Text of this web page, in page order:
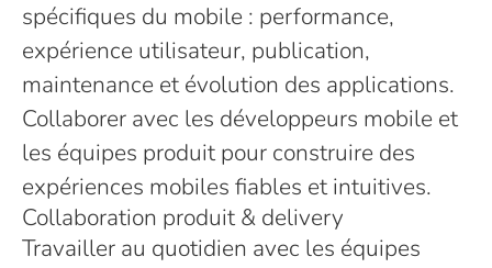
spécifiques du mobile : performance,
expérience utilisateur, publication,
maintenance et évolution des applications.
Collaborer avec les développeurs mobile et
les équipes produit pour construire des
expériences mobiles fiables et intuitives.
Collaboration produit & delivery
Travailler au quotidien avec les équipes